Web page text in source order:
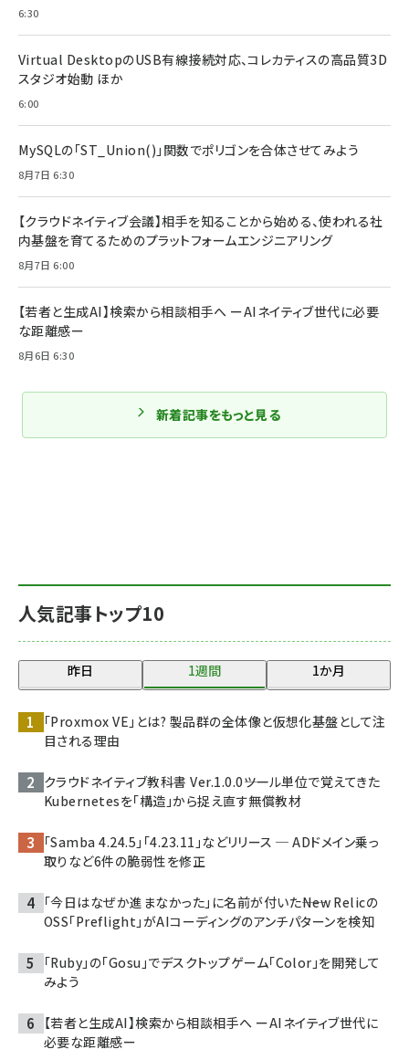
人気記事トップ10
昨日 1週間 1か月
「Proxmox VE」とは? 製品群の全体像と仮想化基盤として注
目される理由
クラウドネイティブ教科書 Ver.1.0.0――ツール単位で覚えてきた
Kubernetesを「構造」から捉え直す無償教材
「Samba 4.24.5」「4.23.11」などリリース ─ ADドメイン乗っ
取りなど6件の脆弱性を修正
「今日はなぜか進まなかった」に名前が付いた――New Relicの
OSS「Preflight」がAIコーディングのアンチパターンを検知
「Ruby」の「Gosu」でデスクトップゲーム「Color」を開発して
みよう
【若者と生成AI】検索から相談相手へ ーAIネイティブ世代に
必要な距離感ー
6:30
Virtual DesktopのUSB有線接続対応、コレカティスの高品質3D
スタジオ始動 ほか
6:00
MySQLの「ST_Union()」関数でポリゴンを合体させてみよう
8月7日 6:30
【クラウドネイティブ会議】相手を知ることから始める、使われる社
内基盤を育てるためのプラットフォームエンジニアリング
8月7日 6:00
【若者と生成AI】検索から相談相手へ ーAIネイティブ世代に必要
な距離感ー
8月6日 6:30
新着記事をもっと見る